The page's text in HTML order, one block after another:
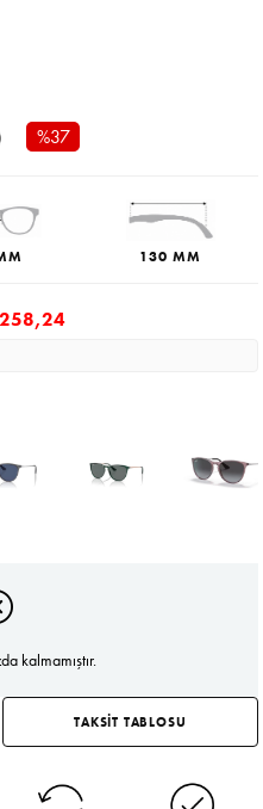
%37
130 MM
kalmamıştır.
TAKSİT TABLOSU